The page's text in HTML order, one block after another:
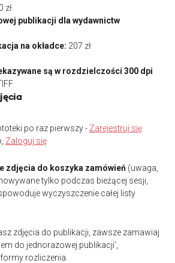
zł
publikacji dla wydawnictw
na okładce: 207 zł
są w rozdzielczości 300 dpi
po raz pierwszy - Zarejestruj się
Zaloguj się
zdjęcia do koszyka zamówień (uwaga,
tylko podczas bieżącej sesji,
wyczyszczenie całej listy
zdjęcia do publikacji, zawsze zamawiaj
do jednorazowej publikacji’,
rozliczenia.